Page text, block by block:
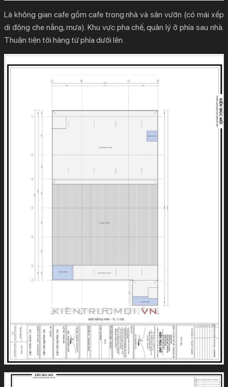
Là không gian cafe gồm cafe trong nhà và sân vườn (có mái xếp
di động che nắng, mưa). Khu vực pha chế, quản lý ở phía sau nhà.
Thuận tiện tời hàng từ phía dưới lên.